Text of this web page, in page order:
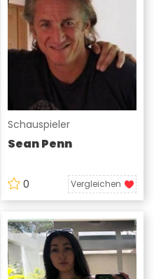
Schauspieler
Sean Penn
0 Vergleichen